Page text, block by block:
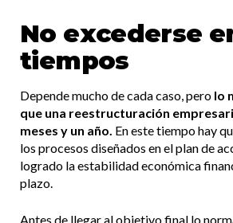
No excederse
tiempos
Depende mucho de cada caso, pero lo
que una reestructuración
meses y un año. En este tiempo hay
los procesos diseñados en el plan de
logrado la estabilidad económica
plazo.
Antes de llegar al objetivo final lo